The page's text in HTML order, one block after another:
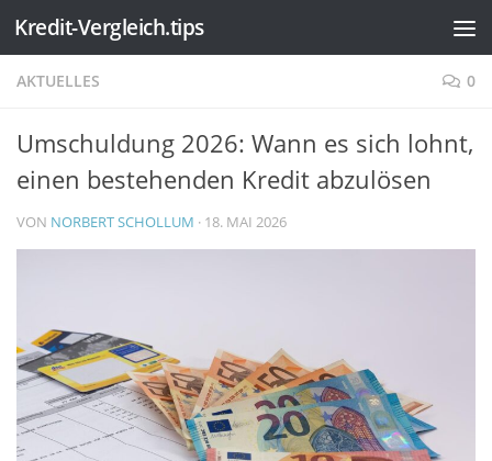
Zum Inhalt springen
Kredit-Vergleich.tips
AKTUELLES 0
Umschuldung 2026: Wann es sich lohnt,
einen bestehenden Kredit abzulösen
VON NORBERT SCHOLLUM · 18. MAI 2026